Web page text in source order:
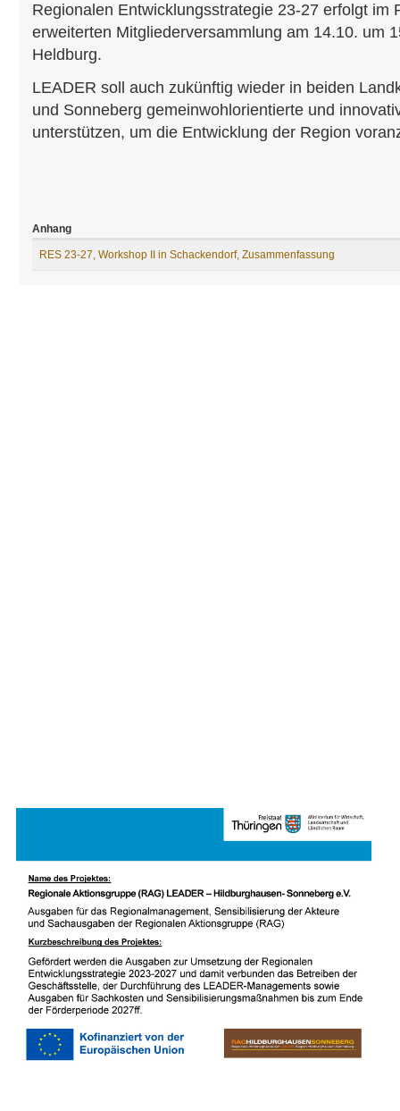
Regionalen Entwicklungsstrategie 23-27 erfolgt im
erweiterten Mitgliederversammlung am 14.10. um
Heldburg.
LEADER soll auch zukünftig wieder in beiden
und Sonneberg gemeinwohlorientierte und
unterstützen, um die Entwicklung der Region
Anhang
RES 23-27, Workshop II in Schackendorf, Zusammenfassung